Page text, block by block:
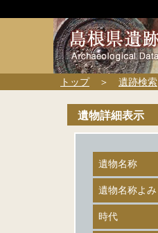
トップ＞ 遺跡検索
遺物詳細表示
遺物名称
遺物名称よみ
時代